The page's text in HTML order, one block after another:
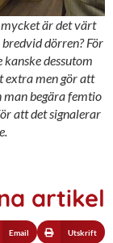
mycket är det värt
dörren? För
dessutom
extra men gör att
man begära femtio
att det signalerar
artikel
Email Utskrift